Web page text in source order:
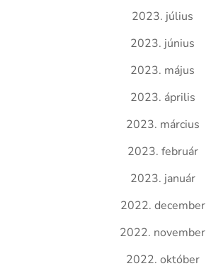
2023. július
2023. június
2023. május
2023. április
2023. március
2023. február
2023. január
2022. december
2022. november
2022. október